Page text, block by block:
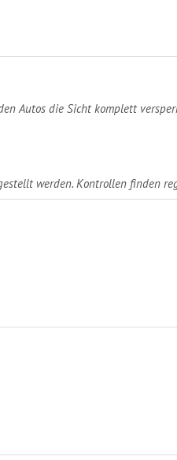
Autos die Sicht komplett
werden. Kontrollen finden